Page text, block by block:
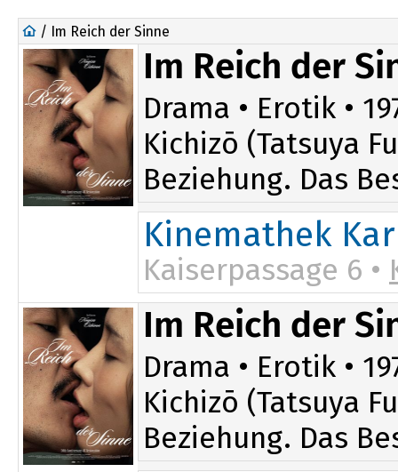
/ Im Reich der Sinne
Im Reich der
Drama • Erotik •
Kichizō (Tatsuya
Beziehung. Das
Kinemathek
Kaiserpassage 6 •
Im Reich der
Drama • Erotik •
Kichizō (Tatsuya
Beziehung. Das